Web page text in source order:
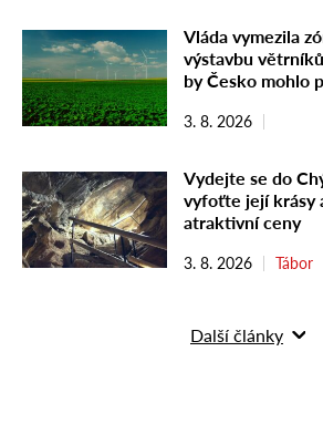
Vláda vymezila
výstavbu
by Česko mohlo
3. 8. 2026
Vydejte se do
vyfoťte její krásy
atraktivní ceny
3. 8. 2026 Tábor
Další články